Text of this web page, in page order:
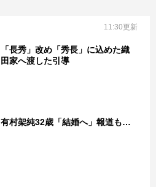
11:30更新
「長秀」改め「秀長」に込めた織
田家へ渡した引導
有村架純32歳「結婚へ」報道も…